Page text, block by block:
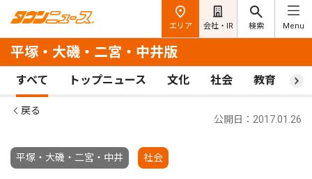
エリア 会社・IR 検索 Menu
平塚・大磯・二宮・中井版
すべて トップニュース 文化 社会 教育 ス
戻る
平塚・大磯・二宮・中井 社会
公開日：2017.01.26